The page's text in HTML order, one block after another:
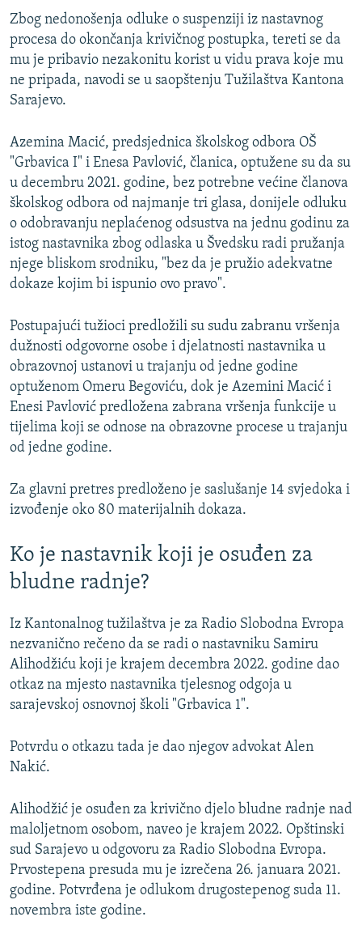
Zbog nedonošenja odluke o suspenziji iz nastavnog
procesa do okončanja krivičnog postupka, tereti se da
mu je pribavio nezakonitu korist u vidu prava koje mu
ne pripada, navodi se u saopštenju Tužilaštva Kantona
Sarajevo.
Azemina Macić, predsjednica školskog odbora OŠ
"Grbavica I" i Enesa Pavlović, članica, optužene su da su
u decembru 2021. godine, bez potrebne većine članova
školskog odbora od najmanje tri glasa, donijele odluku
o odobravanju neplaćenog odsustva na jednu godinu za
istog nastavnika zbog odlaska u Švedsku radi pružanja
njege bliskom srodniku, "bez da je pružio adekvatne
dokaze kojim bi ispunio ovo pravo".
Postupajući tužioci predložili su sudu zabranu vršenja
dužnosti odgovorne osobe i djelatnosti nastavnika u
obrazovnoj ustanovi u trajanju od jedne godine
optuženom Omeru Begoviću, dok je Azemini Macić i
Enesi Pavlović predložena zabrana vršenja funkcije u
tijelima koji se odnose na obrazovne procese u trajanju
od jedne godine.
Za glavni pretres predloženo je saslušanje 14 svjedoka i
izvođenje oko 80 materijalnih dokaza.
Ko je nastavnik koji je osuđen za
bludne radnje?
Iz Kantonalnog tužilaštva je za Radio Slobodna Evropa
nezvanično rečeno da se radi o nastavniku Samiru
Alihodžiću koji je krajem decembra 2022. godine dao
otkaz na mjesto nastavnika tjelesnog odgoja u
sarajevskoj osnovnoj školi "Grbavica 1".
Potvrdu o otkazu tada je dao njegov advokat Alen
Nakić.
Alihodžić je osuđen za krivično djelo bludne radnje nad
maloljetnom osobom, naveo je krajem 2022. Opštinski
sud Sarajevo u odgovoru za Radio Slobodna Evropa.
Prvostepena presuda mu je izrečena 26. januara 2021.
godine. Potvrđena je odlukom drugostepenog suda 11.
novembra iste godine.